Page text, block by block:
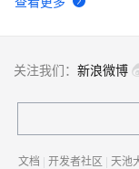
关注我们： 新浪微博
文档 | 开发者社区 | 天池